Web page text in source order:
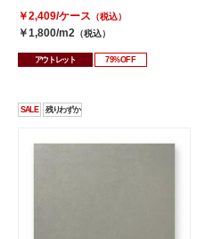
￥2,409/ケース （税込）
￥1,800/m2 （税込）
アウトレット 79%OFF
SALE 残りわずか